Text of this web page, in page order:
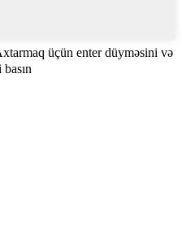
üçün enter düyməsini və